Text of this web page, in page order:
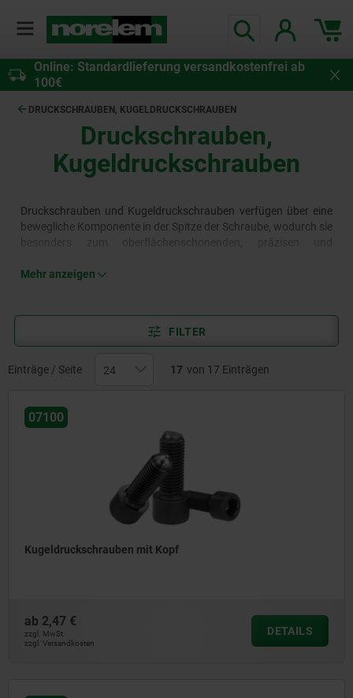
Online: Standardlieferung versandkostenfrei ab
100€
DRUCKSCHRAUBEN, KUGELDRUCKSCHRAUBEN
Druckschrauben,
Kugeldruckschrauben
Druckschrauben und Kugeldruckschrauben verfügen über eine
bewegliche Komponente in der Spitze der Schraube, wodurch sie
nichtparallelen Flächen geeignet sind. Das norelem Sortiment
Mehr erfahren
Mehr anzeigen
FILTER
Einträge / Seite 17 von 17 Einträgen
07100
Kugeldruckschrauben mit Kopf
ab 2,47 €
zzgl. MwSt.
zzgl. Versandkosten
DETAILS